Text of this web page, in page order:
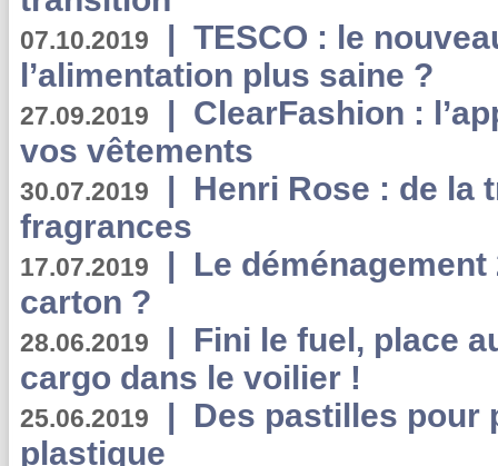
07.10.2019 | TESCO : le
l’alimentation plus saine ?
27.09.2019 | ClearFashion :
vos vêtements
30.07.2019 | Henri Rose : de la
fragrances
17.07.2019 | Le
carton ?
28.06.2019 | Fini le fuel, place
cargo dans le voilier !
25.06.2019 | Des pastilles pour
plastique